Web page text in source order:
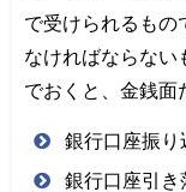
で受けられるもの
なければならない
でおくと、金銭面
銀行口座振り
銀行口座引き